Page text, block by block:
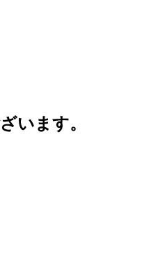
います。